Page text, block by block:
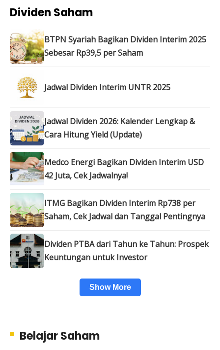
Dividen Saham
BTPN Syariah Bagikan Dividen Interim 2025
Sebesar Rp39,5 per Saham
Jadwal Dividen Interim UNTR 2025
Jadwal Dividen 2026: Kalender Lengkap &
Cara Hitung Yield (Update)
Medco Energi Bagikan Dividen Interim USD
42 Juta, Cek Jadwalnya!
ITMG Bagikan Dividen Interim Rp738 per
Saham, Cek Jadwal dan Tanggal Pentingnya
Dividen PTBA dari Tahun ke Tahun: Prospek
Keuntungan untuk Investor
Show More
Belajar Saham